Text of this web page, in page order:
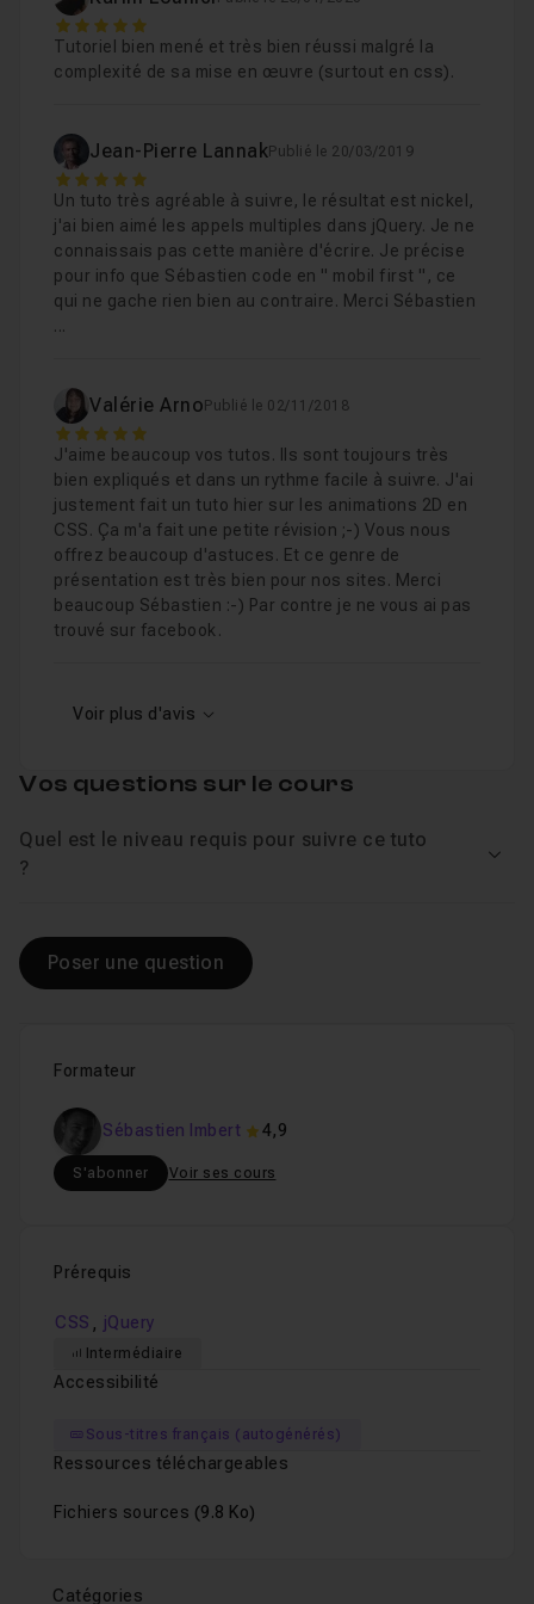
Leçon 9
5
Tutoriel bien mené et très bien réussi malgré la
complexité de sa mise en œuvre (surtout en css).
Jean-Pierre LannakPublié le 20/03/2019
5
Un tuto très agréable à suivre, le résultat est nickel,
j'ai bien aimé les appels multiples dans jQuery. Je ne
connaissais pas cette manière d'écrire. Je précise
pour info que Sébastien code en " mobil first ", ce
qui ne gache rien bien au contraire. Merci Sébastien
...
Valérie Arno Publié le 02/11/2018
5
J'aime beaucoup vos tutos. Ils sont toujours très
bien expliqués et dans un rythme facile à suivre. J'ai
justement fait un tuto hier sur les animations 2D en
CSS. Ça m'a fait une petite révision ;-) Vous nous
offrez beaucoup d'astuces. Et ce genre de
présentation est très bien pour nos sites. Merci
beaucoup Sébastien :-) Par contre je ne vous ai pas
trouvé sur facebook.
Voir plus d'avis
Formateur
Sébastien Imbert 4,9
S'abonner Voir ses cours
Prérequis
CSS , jQuery
Intermédiaire
Accessibilité
Sous-titres français (autogénérés)
Ressources téléchargeables
Fichiers sources (9.8 Ko)
Catégories
Vos questions sur le cours
Quel est le niveau requis pour suivre ce tuto
?
Poser une question